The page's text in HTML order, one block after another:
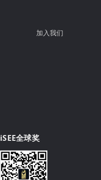
加入我们
iSEE全球奖